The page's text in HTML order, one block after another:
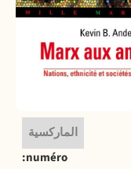
الماركسية
numéro